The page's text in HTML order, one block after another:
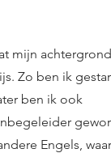
mijn
Zo ben ik
ben ik ook
Engels,